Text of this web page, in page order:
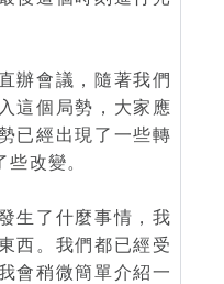
辦會議，隨著我們
這個局勢，大家應
已經出現了一些轉
改變。
生了什麼事情，我
西。我們都已經受
會稍微簡單介紹一